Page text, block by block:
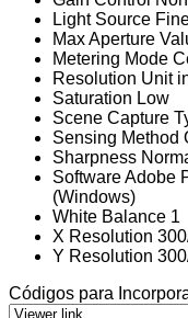
Light Source
Max Aperture
Metering Mode
Resolution Unit
Saturation Low
Scene Capture
Sensing Method
Sharpness
SoftwareAdobe
(Windows)
White Balance 1
X Resolution
Y Resolution
Códigos para